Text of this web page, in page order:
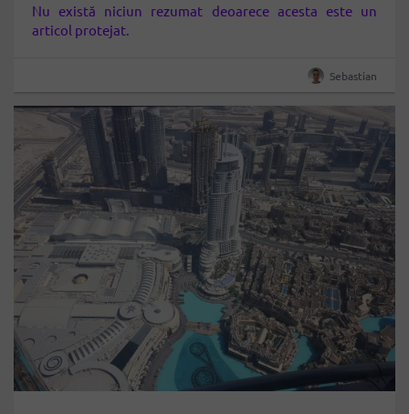
Nu există niciun rezumat deoarece acesta este un
articol protejat.
Sebastian